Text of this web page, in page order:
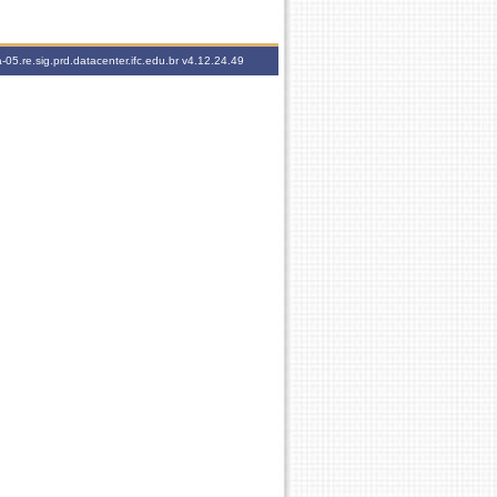
05.re.sig.prd.datacenter.ifc.edu.brv4.12.24.49